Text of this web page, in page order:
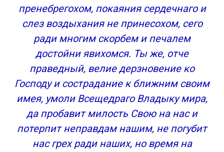
пренебрегохом, покаяния сердечнаго и
слез воздыхания не принесохом, сего
ради многим скорбем и печалем
достойни явихомся. Ты же, отче
праведный, велие дерзновение ко
Господу и сострадание к ближним своим
имея, умоли Всещедраго Владыку мира,
да пробавит милость Свою на нас и
потерпит неправдам нашим, не погубит
нас грех ради наших, но время на